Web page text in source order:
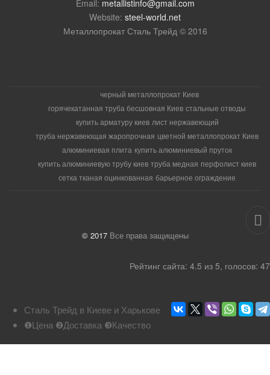
Email: metallistinfo@gmail.com
Website: steel-world.net
Металлопрокат Сталь Трейд © 2016
черный металлопрокат Киев
горячекатанная труба бесшовная Киев стальные отводы
купить арматуру киев лист нержавеющий
труба нержавеющая жаропрочная цветной металлопрокат Киев
алюминиевая плита купить алюминиевый пруток
купить алюминиевую трубу киев труба медная перфолист киев
сетка тканая оцинкованная барьерное ограждение
© 2017Все права защищены
Рейтинг сайта: 4.5 из 5, голосов: 47
Сталь Трейд в Киеве и Харькове
❶Цена ❷Доставка ❸Качество